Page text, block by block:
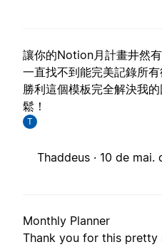
讓你的Notion月計畫井然有
一直找不到能完美記錄所
勝利這個模板完全解決我
鬆！
T
Thaddeus · 10 de mai.
Monthly Planner
Thank you for this pretty